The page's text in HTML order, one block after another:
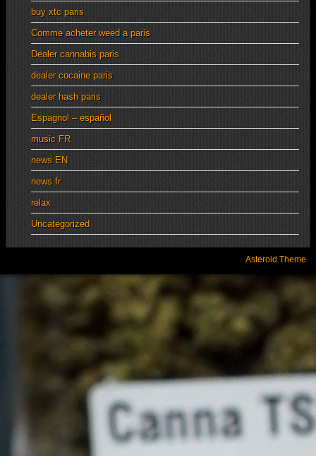
buy xtc paris
Comme acheter weed a paris
Dealer cannabis paris
dealer cocaine paris
dealer hash paris
Espagnol – español
music FR
news EN
news fr
relax
Uncategorized
Asteroid Theme